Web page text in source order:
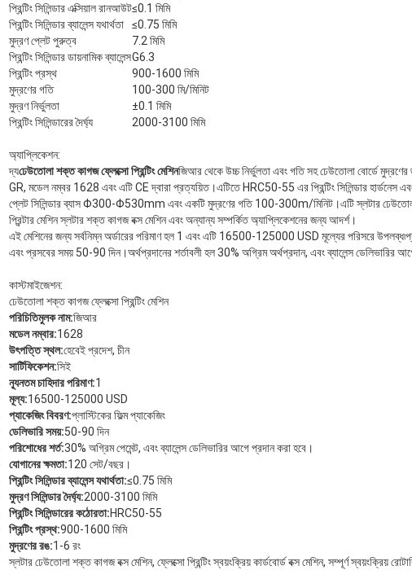
প্রিন্টিং সিলিন্ডার এক্সিয়াল রানআউট≤0.1 মিমি
প্রিন্টিং সিলিন্ডার ব্যালেন্স যথার্থতা
≤0.75 মিমি
মুদ্রণ প্লেট পুরুত্ব
7.2 মিমি
প্রিন্টিং সিলিন্ডার ডায়নামিক ব্যালেন্সG6.3
প্রিন্টিং প্রস্থ
900-1600 মিমি
মুদ্রণের গতি
100-300 মি/মিনিট
মুদ্রণ নির্ভুলতা
±0.1 মিমি
প্রিন্টিং সিলিন্ডারের দৈর্ঘ্য
2000-3100 মিমি
অ্যাপ্লিকেশন:
দ্যঢেউতোলা শক্ত কাগজ ফ্লেক্সো প্রিন্টিং মেশিনজিআর থেকে উচ্চ নির্ভুলতা এবং গতি সহ ঢেউতোলা বোর্ডে
GR, মডেল নম্বর 1628 এবং এটি CE দ্বারা প্রত্যয়িত।এটিতে HRC50-55 এর প্রিন্টিং সিলিন্ডার হার্ডনেস
প্লেট সিলিন্ডার ব্যাস Φ300-Φ530mm এবং একটি মুদ্রণের গতি 100-300m/মিনিট।এটি স্লটার ঢেউতোলা
প্রিন্টার মেশিন স্লটার শক্ত কাগজ বক্স মেশিন এবং অন্যান্য সম্পর্কিত অ্যাপ্লিকেশনের জন্য আদর্শ।
এই মেশিনের জন্য সর্বনিম্ন অর্ডারের পরিমাণ হল 1 এবং এটি 16500-125000 USD মূল্যের পরিসরে
এবং প্রসবের সময় 50-90 দিন।অর্থপ্রদানের শর্তাবলী হল 30% অগ্রিম অর্থপ্রদান, এবং ব্যালেন্স ডেলিভারির
কাস্টমাইজেশন:
ঢেউতোলা শক্ত কাগজ ফ্লেক্সো প্রিন্টিং মেশিন
পরিচিতিমুলক নাম:জিআর
মডেল নম্বার:1628
উৎপত্তি স্থল:হেবেই প্রদেশ, চীন
সার্টিফিকেশন:সিই
ন্যূনতম চাহিদার পরিমাণ:1
মূল্য:16500-125000 USD
প্যাকেজিং বিবরণ:প্লাস্টিকের ফিল্ম প্যাকেজিং
ডেলিভারি সময়:50-90 দিন
পরিশোধের শর্ত:30% অগ্রিম পেমেন্ট, এবং ব্যালেন্স ডেলিভারির আগে প্রদান করা হবে।
যোগানের ক্ষমতা:120 সেট/বছর।
প্রিন্টিং সিলিন্ডার ব্যালেন্স যথার্থতা:≤0.75 মিমি
মুদ্রণ সিলিন্ডার দৈর্ঘ্য:2000-3100 মিমি
প্রিন্টিং সিলিন্ডারের কঠোরতা:HRC50-55
প্রিন্টিং প্রস্থ:900-1600 মিমি
মুদ্রণের রঙ:1-6 রং
স্লটার ঢেউতোলা শক্ত কাগজ বক্স মেশিন, ফ্লেক্সো প্রিন্টিং স্বয়ংক্রিয় কার্ডবোর্ড বক্স মেশিন, সম্পূর্ণ স্বয়ংক্রিয়